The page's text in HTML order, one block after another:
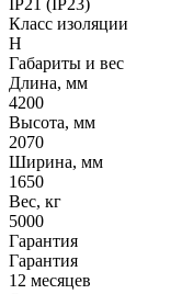
Класс изоляции
Н
Габариты и вес
Длина, мм
4200
Высота, мм
2070
Ширина, мм
1650
Вес, кг
5000
Гарантия
Гарантия
12 месяцев